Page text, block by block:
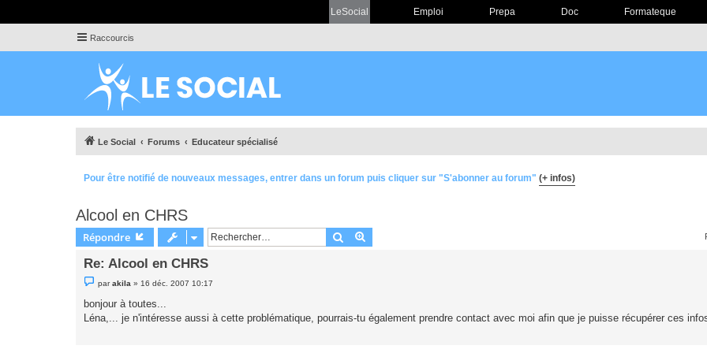
LeSocial Emploi Prepa Doc Formateque
Raccourcis
Le Social Forums Educateur spécialisé
Pour être notifié de nouveaux messages, entrer dans un forum puis cliquer sur "S'abonner au forum" (+ infos)
Alcool en CHRS
Répondre Rechercher
Re: Alcool en CHRS
e
s
a
parakila » 16 déc. 2007 10:17
bonjour à toutes...
Léna,... je n'intéresse aussi à cette problématique, pourrais-tu également prendre contact avec moi afin que je puisse récupérer ces